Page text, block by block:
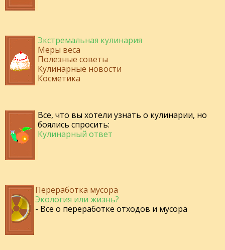
Экстремальная кулинария
Меры веса
Полезные советы
Кулинарные новости
Косметика
Все, что вы хотели узнать о кулинарии, но
боялись спросить:
Кулинарный ответ
Переработка мусора
Экология или жизнь?
- Все о переработке отходов и мусора